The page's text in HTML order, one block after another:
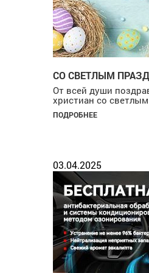
СО СВЕТЛЫМ
От всей души
христиан со
ПОДРОБНЕЕ
03.04.2025